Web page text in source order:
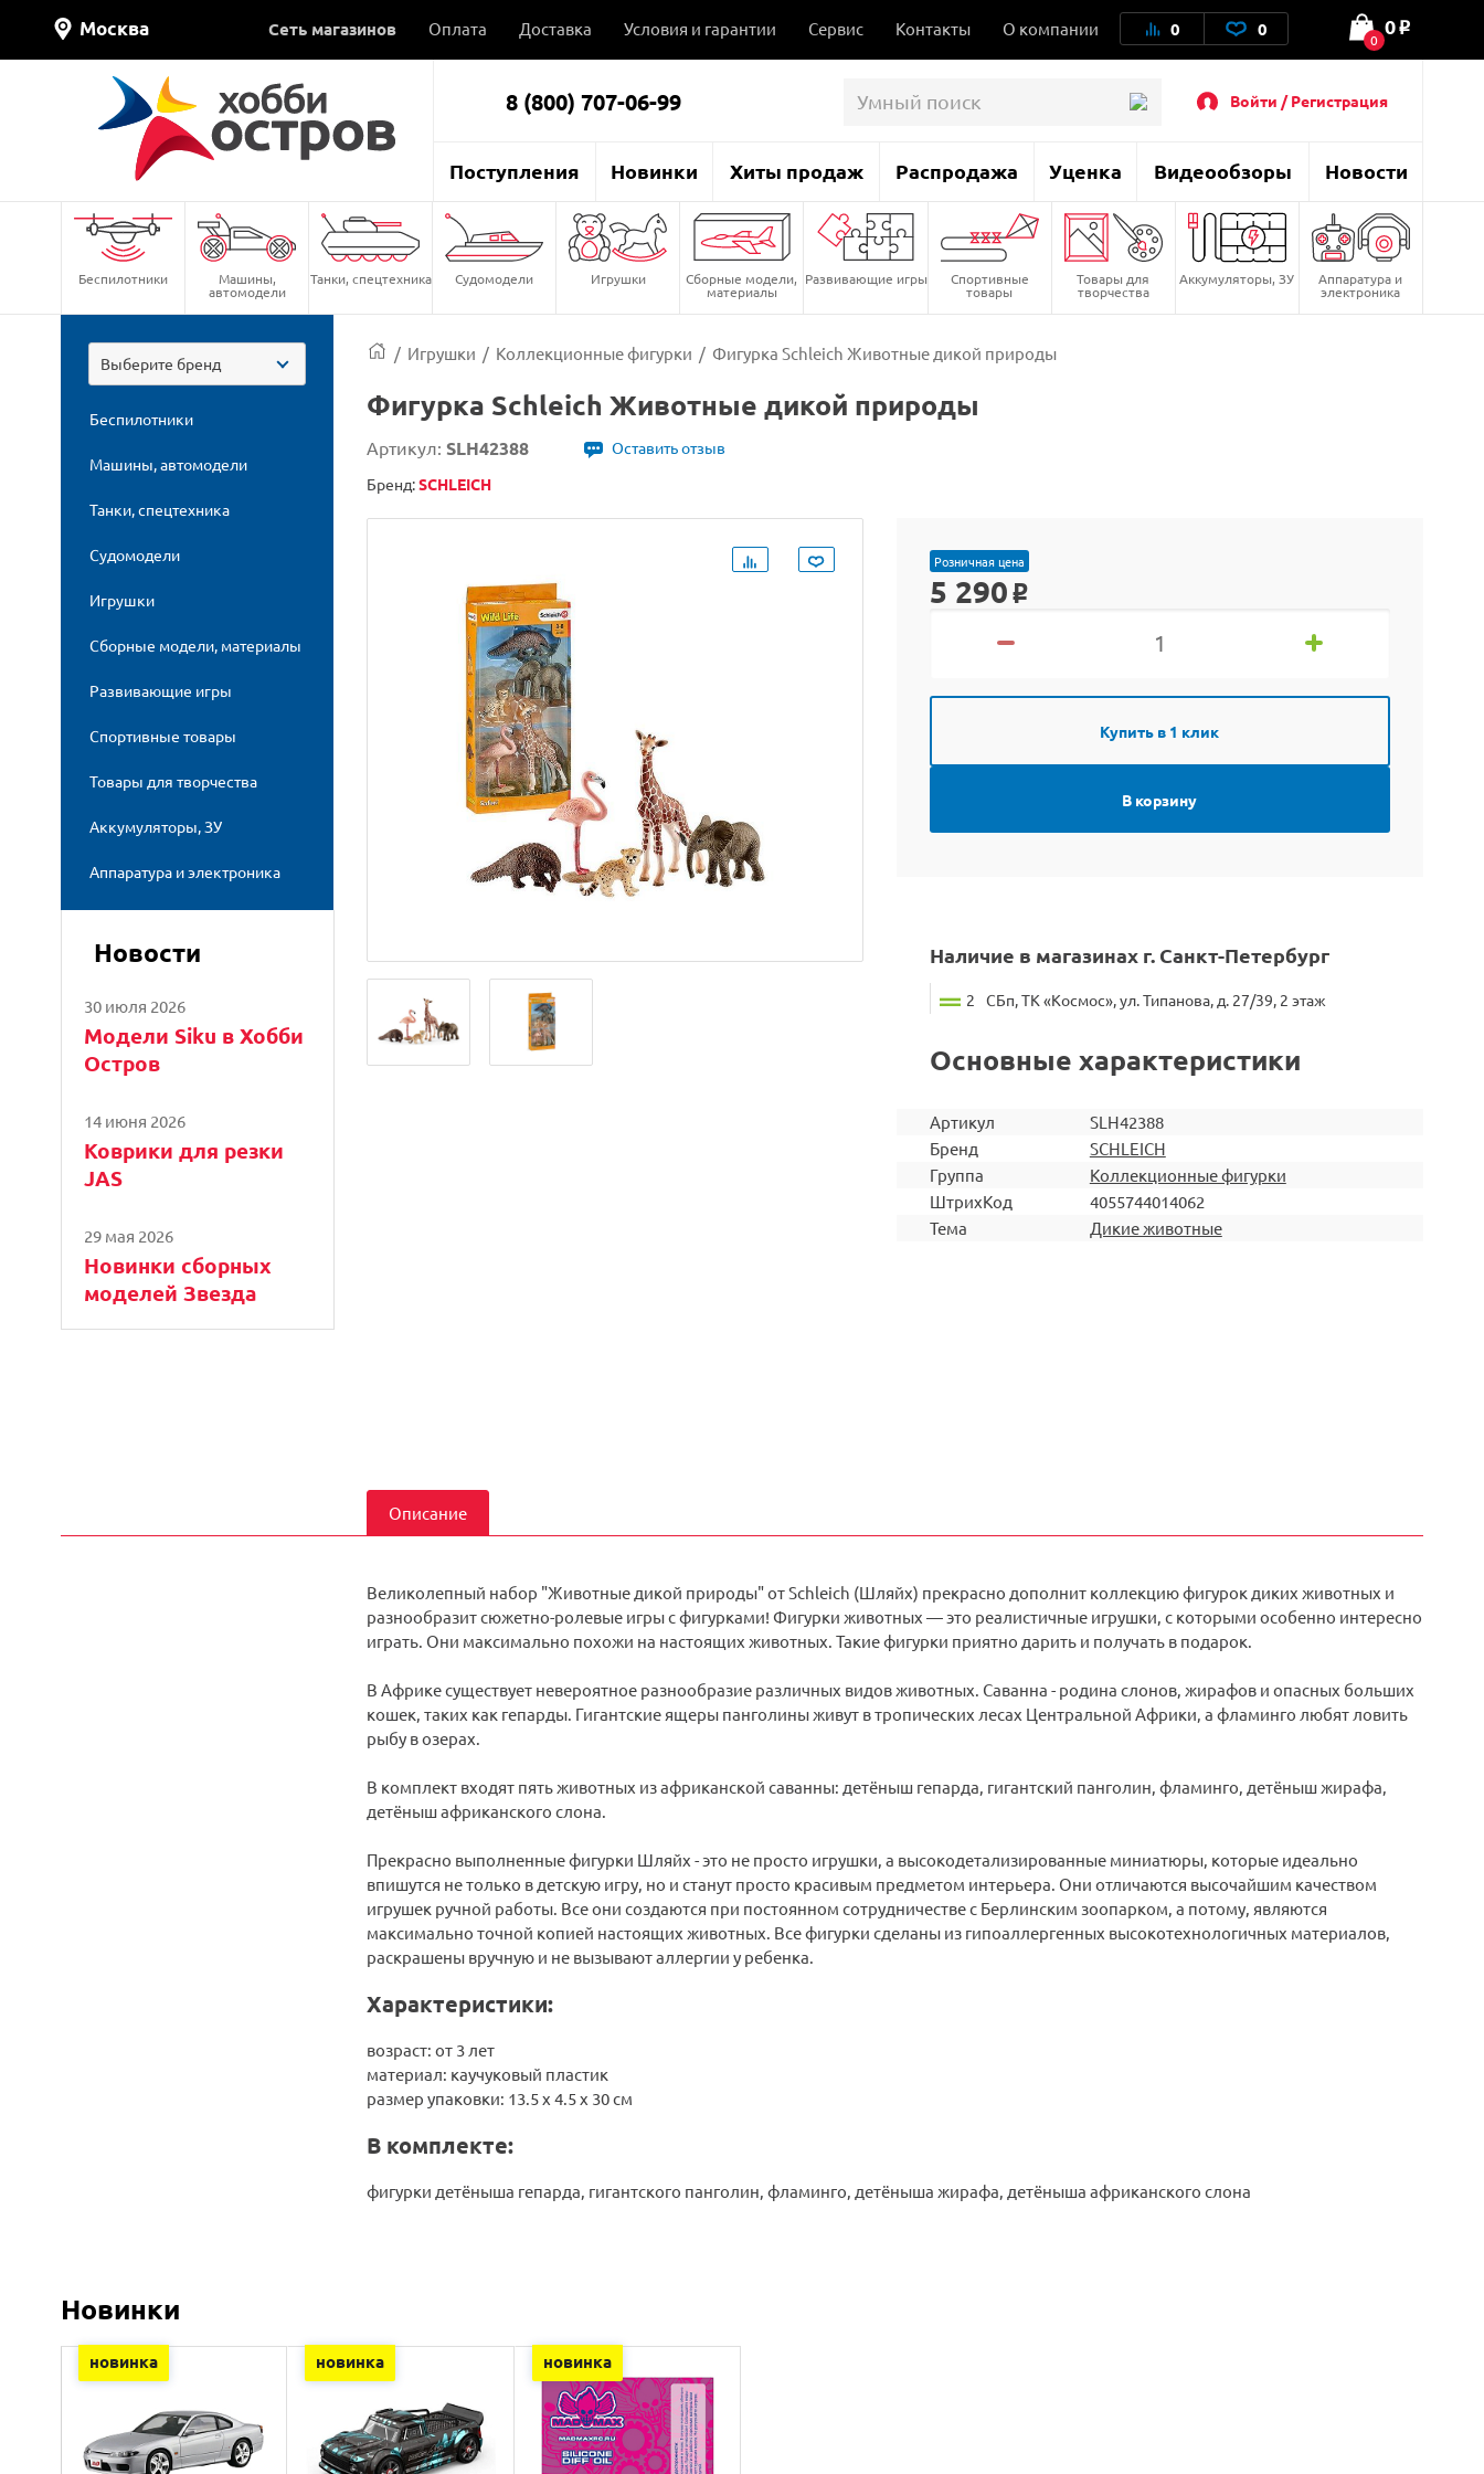
Москва Сеть магазинов Оплата Доставка Условия и гарантии Сервис Контакты О компании 0 0 0
0 o
8 (800) 707-06-99 Войти / Регистрация
Поступления Новинки Хиты продаж Распродажа Уценка Видеообзоры Новости
Беспилотники Машины,
автомодели
Танки, спецтехника Судомодели Игрушки Сборные модели,
материалы
Развивающие игры Спортивные
товары
Товары для
творчества
Аккумуляторы, ЗУ Аппаратура и
электроника
Выберите бренд
Беспилотники
Машины, автомодели
Танки, спецтехника
Судомодели
Игрушки
Сборные модели, материалы
Развивающие игры
Спортивные товары
Товары для творчества
Аккумуляторы, ЗУ
Аппаратура и электроника
Новости
30 июля 2026
Модели Siku в Хобби
Остров
14 июня 2026
Коврики для резки
JAS
29 мая 2026
Новинки сборных
моделей Звезда
/ Игрушки / Коллекционные фигурки / Фигурка Schleich Животные дикой природы
Фигурка Schleich Животные дикой природы
Артикул: SLH42388
Оставить отзыв
Бренд:SCHLEICH
Розничная цена
5 290 o
Купить в 1 клик
В корзину
Наличие в магазинах г. Санкт-Петербург
2 СБп, ТК «Космос», ул. Типанова, д. 27/39, 2 этаж
Основные характеристики
Артикул
SLH42388
Бренд
SCHLEICH
Группа
Коллекционные фигурки
ШтрихКод
4055744014062
Тема
Дикие животные
Описание
Великолепный набор "Животные дикой природы" от Schleich (Шляйх) прекрасно дополнит коллекцию фигурок диких животных и
разнообразит сюжетно-ролевые игры с фигурками! Фигурки животных — это реалистичные игрушки, с которыми особенно интересно
играть. Они максимально похожи на настоящих животных. Такие фигурки приятно дарить и получать в подарок.
В Африке существует невероятное разнообразие различных видов животных. Саванна - родина слонов, жирафов и опасных больших
кошек, таких как гепарды. Гигантские ящеры панголины живут в тропических лесах Центральной Африки, а фламинго любят ловить
рыбу в озерах.
В комплект входят пять животных из африканской саванны: детёныш гепарда, гигантский панголин, фламинго, детёныш жирафа,
детёныш африканского слона.
Прекрасно выполненные фигурки Шляйх - это не просто игрушки, а высокодетализированные миниатюры, которые идеально
впишутся не только в детскую игру, но и станут просто красивым предметом интерьера. Они отличаются высочайшим качеством
игрушек ручной работы. Все они создаются при постоянном сотрудничестве с Берлинским зоопарком, а потому, являются
максимально точной копией настоящих животных. Все фигурки сделаны из гипоаллергенных высокотехнологичных материалов,
раскрашены вручную и не вызывают аллергии у ребенка.
Характеристики:
возраст: от 3 лет
материал: каучуковый пластик
размер упаковки: 13.5 х 4.5 х 30 см
В комплекте:
фигурки детёныша гепарда, гигантского панголин, фламинго, детёныша жирафа, детёныша африканского слона
Новинки
новинка новинка новинка